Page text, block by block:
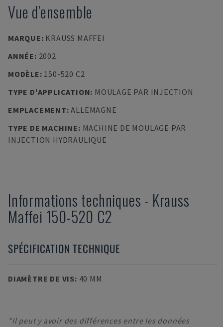
Vue d'ensemble
MARQUE: KRAUSS MAFFEI
ANNÉE: 2002
MODÈLE: 150-520 C2
TYPE D'APPLICATION: MOULAGE PAR INJECTION
EMPLACEMENT:ALLEMAGNE
TYPE DE MACHINE: MACHINE DE MOULAGE PAR
INJECTION HYDRAULIQUE
Informations techniques - Krauss
Maffei 150-520 C2
SPÉCIFICATION TECHNIQUE
DIAMÈTRE DE VIS: 40 MM
*Il peut y avoir des différences entre les données